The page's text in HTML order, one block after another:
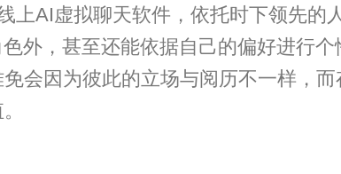
上AI虚拟聊天软件，依托时下领先的
外，甚至还能依据自己的偏好进行
会因为彼此的立场与阅历不一样，